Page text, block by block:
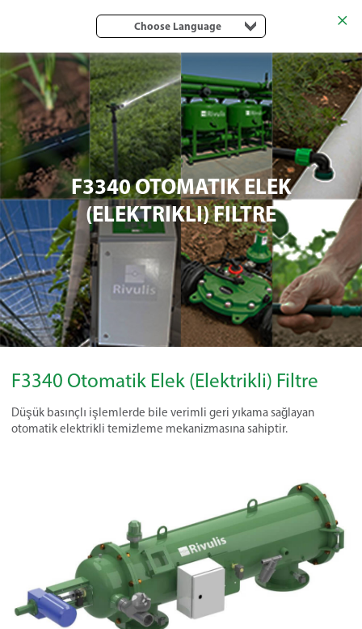
Choose Language
F3340 OTOMATIK ELEK
(ELEKTRIKLI) FILTRE
F3340 Otomatik Elek (Elektrikli) Filtre
Düşük basınçlı işlemlerde bile verimli geri yıkama sağlayan
otomatik elektrikli temizleme mekanizmasına sahiptir.